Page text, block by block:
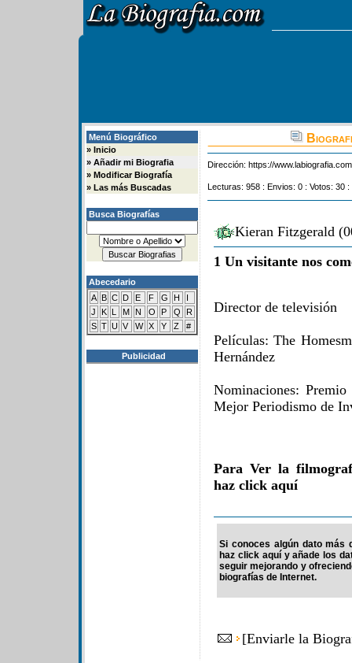
Menú Biográfico
» Inicio
» Añadir mi Biografia
» Modificar Biografía
» Las más Buscadas
Busca Biografías
Abecedario
A B C D E F G H
I
J
K L M N O P Q
R
S T U V W X Y Z #
Publicidad
Dirección: https://
Lecturas: 958 : Envios: 0 : Votos: 30
Kieran Fitzgerald
1 Un visitante nos
Director de televisión
Películas: The
Hernández
Nominaciones:
Mejor Periodismo de
Para Ver la
haz click aquí
Si conoces algún dato más
haz click aquí y añade los
seguir mejorando y
biografías de Internet.
[Enviarle la